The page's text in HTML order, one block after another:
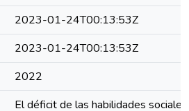
2023-01-24T00:13:53Z
2023-01-24T00:13:53Z
2022
El déficit de las habilidades